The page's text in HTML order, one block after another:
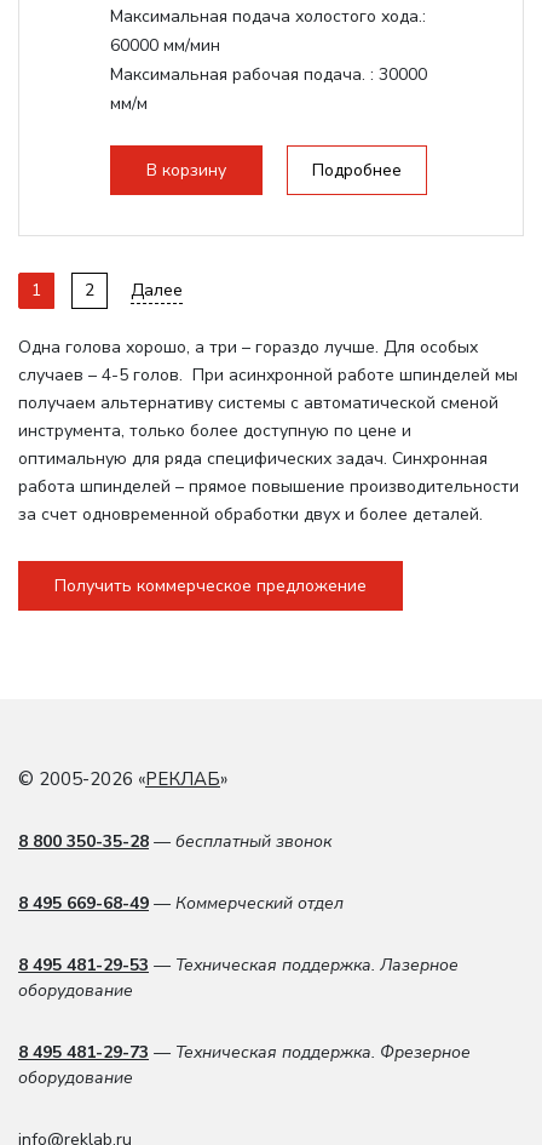
Максимальная подача холостого хода.:
60000 мм/мин
Максимальная рабочая подача. : 30000
мм/м
стандартно:Вакуумный стол
Цанговый патрон:ER32
В корзину Подробнее
1 2 Далее
Одна голова хорошо, а три – гораздо лучше. Для особых
случаев – 4-5 голов. При асинхронной работе шпинделей мы
получаем альтернативу системы с автоматической сменой
инструмента, только более доступную по цене и
оптимальную для ряда специфических задач. Синхронная
работа шпинделей – прямое повышение производительности
за счет одновременной обработки двух и более деталей.
Получить коммерческое предложение
© 2005-2026 «РЕКЛАБ»
8 800 350-35-28 — бесплатный звонок
8 495 669-68-49 — Коммерческий отдел
8 495 481-29-53 — Техническая поддержка. Лазерное
оборудование
8 495 481-29-73 — Техническая поддержка. Фрезерное
оборудование
info@reklab.ru